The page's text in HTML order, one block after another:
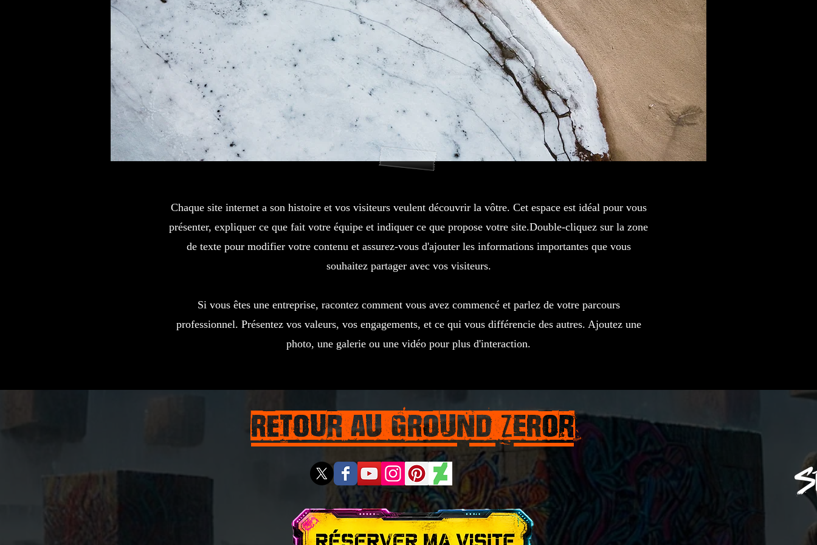
Chaque site internet a son histoire et vos visiteurs veulent découvrir la vôtre. Cet espace est idéal pour vous
présenter, expliquer ce que fait votre équipe et indiquer ce que propose votre site.Double-cliquez sur la zone
de texte pour modifier votre contenu et assurez-vous d'ajouter les informations importantes que vous
souhaitez partager avec vos visiteurs.
Si vous êtes une entreprise, racontez comment vous avez commencé et parlez de votre parcours
professionnel. Présentez vos valeurs, vos engagements, et ce qui vous différencie des autres. Ajoutez une
photo, une galerie ou une vidéo pour plus d'interaction.
Retour aU GROUND ZEROr